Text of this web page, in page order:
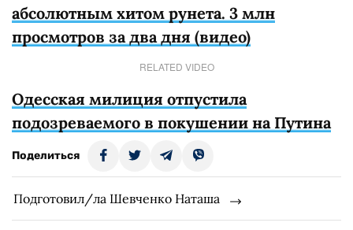
абсолютным хитом рунета. 3 млн
просмотров за два дня (видео)
RELATED VIDEO
Одесская милиция отпустила
подозреваемого в покушении на Путина
Поделиться
Подготовил/ла Шевченко Наташа